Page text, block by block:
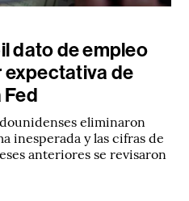
dato de empleo
expectativa de
Fed
eliminaron
inesperada y las cifras de
anteriores se revisaron